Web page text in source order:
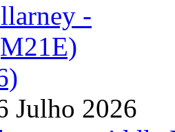
Julho 2026